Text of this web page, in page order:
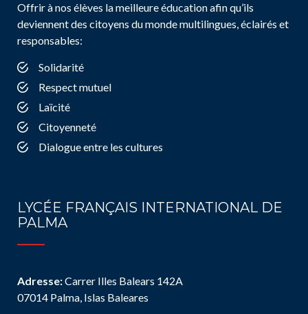
Offrir à nos élèves la meilleure éducation afin qu’ils
deviennent des citoyens du monde multilingues, éclairés et
responsables:
Solidarité
Respect mutuel
Laïcité
Citoyenneté
Dialogue entre les cultures
LYCÉE FRANÇAIS INTERNATIONAL DE
PALMA
Adresse:Carrer Illes Balears 142A
07014 Palma, Islas Baleares